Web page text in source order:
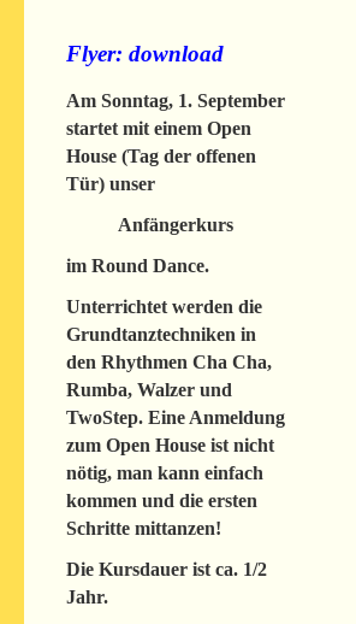
Flyer: download
Am Sonntag, 1. September
startet mit einem Open
House (Tag der offenen
Tür) unser
Anfängerkurs
im Round Dance.
Unterrichtet werden die
Grundtanztechniken in
den Rhythmen Cha Cha,
Rumba, Walzer und
TwoStep. Eine Anmeldung
zum Open House ist nicht
nötig, man kann einfach
kommen und die ersten
Schritte mittanzen!
Die Kursdauer ist ca. 1/2
Jahr.